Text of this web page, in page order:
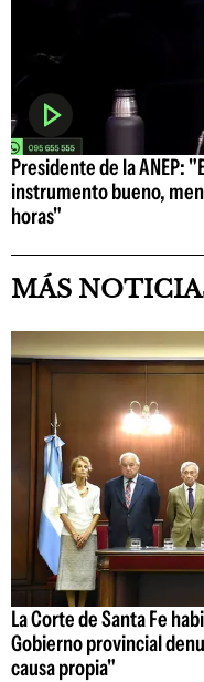
Presidente de la ANEP:
instrumento bueno,
horas"
MÁS
La Corte de Santa Fe
Gobierno provincial
causa propia"